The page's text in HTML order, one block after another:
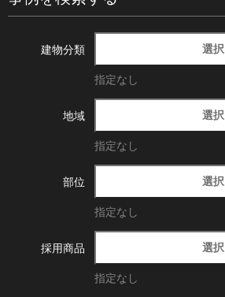
建物分類 選択
指定なし
地域 選択
指定なし
部位 選択
指定なし
採用商品 選択
指定なし